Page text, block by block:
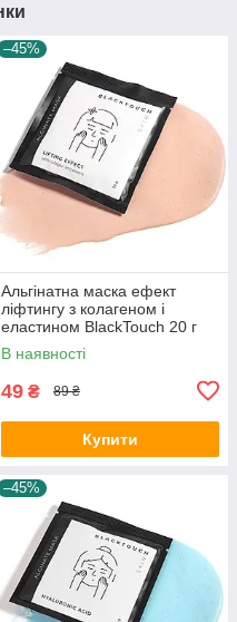
–45%
Альгінатна маска ефект
ліфтингу з колагеном і
еластином BlackTouch 20 г
В наявності
49 ₴ 89 ₴
Купити
–45%